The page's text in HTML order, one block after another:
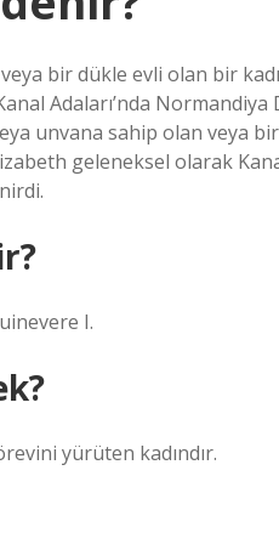
bir dükle evli olan bir
Adaları’nda Normandiya
unvana sahip olan veya
geleneksel olarak
I.
yürüten kadındır.